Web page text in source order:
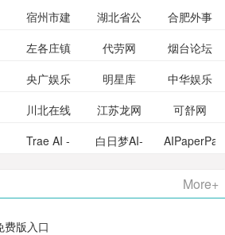
预订 鹰
力资源和
社会保障
招聘网 更多>>
宿州市建
委网
湖北省公
管局
合肥外事
办更多>>
左各庄镇
论坛
代劳网
烟台论坛
更多>>
央广娱乐
网,
明星库 中华娱乐
网更多>>
川北在线 江苏龙网
可舒网
更多>>
Trae AI - 白日梦AI-
- AI论文写
More+
费版入口